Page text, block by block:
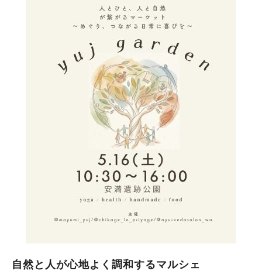
自然と人が心地よく調和するマルシェ